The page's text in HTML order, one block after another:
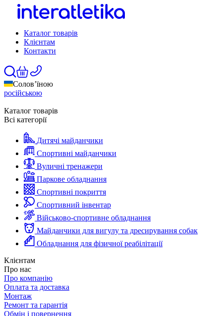
Каталог товарів
Клієнтам
Контакти
Солов’їною
російською
Каталог товарів
Всі категорії
Дитячі майданчики
Спортивні майданчики
Вуличні тренажери
Паркове обладнання
Спортивні покриття
Спортивний інвентар
Військово-спортивне обладнання
Майданчики для вигулу та дресирування собак
Обладнання для фізичної реабілітації
Клієнтам
Про нас
Про компанію
Оплата та доставка
Монтаж
Ремонт та гарантія
Обмін і повернення